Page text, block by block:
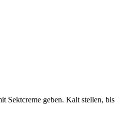
Sektcreme geben. Kalt stellen, bis